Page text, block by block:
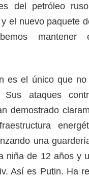
del petróleo
el nuevo paquete
mantener
es el único que
Sus ataques
demostrado
una
niña de 12 años y
Así es Putin. Ha